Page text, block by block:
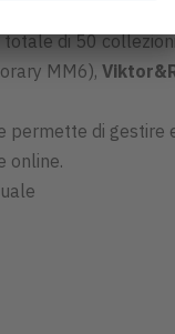
ready-to-wear dal
di 50
MM6),
permette di
online.